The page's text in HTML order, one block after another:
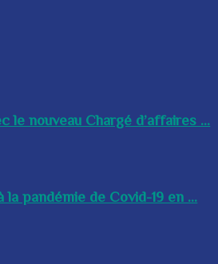
nouveau Chargé d’affaires ...
pandémie de Covid-19 en ...